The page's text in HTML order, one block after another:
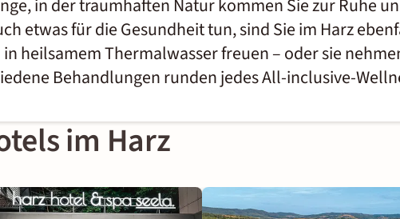
in der traumhaften Natur kommen Sie zur Ruhe
etwas für die Gesundheit tun, sind Sie im Harz
in heilsamem Thermalwasser freuen – oder sie
Behandlungen runden jedes All-inclusive-
im Harz